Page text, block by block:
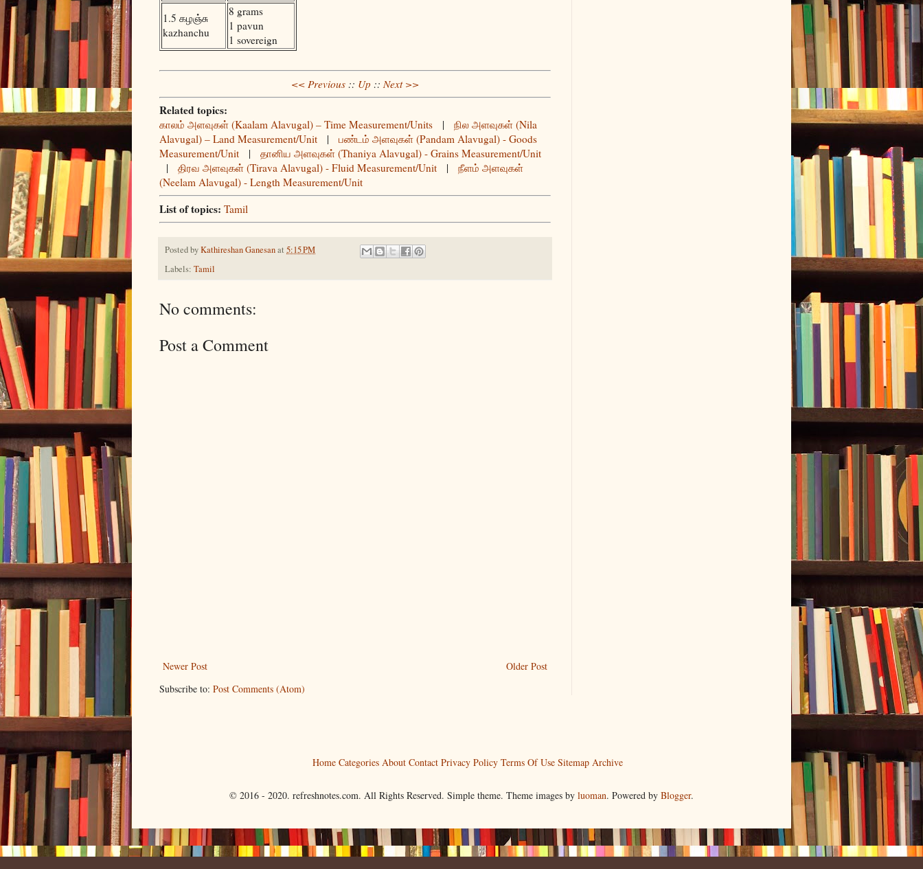
1.5 கழஞ்சு
kazhanchu
8 grams
1 pavun
1 sovereign
<< Previous :: Up :: Next >>
Related topics:
காலம் அளவுகள் (Kaalam Alavugal) – Time Measurement/Units | நில அளவுகள் (Nila
Alavugal) – Land Measurement/Unit | பண்டம் அளவுகள் (Pandam Alavugal) - Goods
Measurement/Unit | தானிய அளவுகள் (Thaniya Alavugal) - Grains Measurement/Unit
| திரவ அளவுகள் (Tirava Alavugal) - Fluid Measurement/Unit | நீளம் அளவுகள்
(Neelam Alavugal) - Length Measurement/Unit
List of topics: Tamil
Posted byKathireshan Ganesanat 5:15 PM
Labels: Tamil
No comments:
Post a Comment
Newer Post
Older Post
Subscribe to: Post Comments (Atom)
Home Categories About Contact Privacy Policy Terms Of Use Sitemap Archive
© 2016 - 2020. refreshnotes.com. All Rights Reserved. Simple theme. Theme images by luoman. Powered by Blogger.